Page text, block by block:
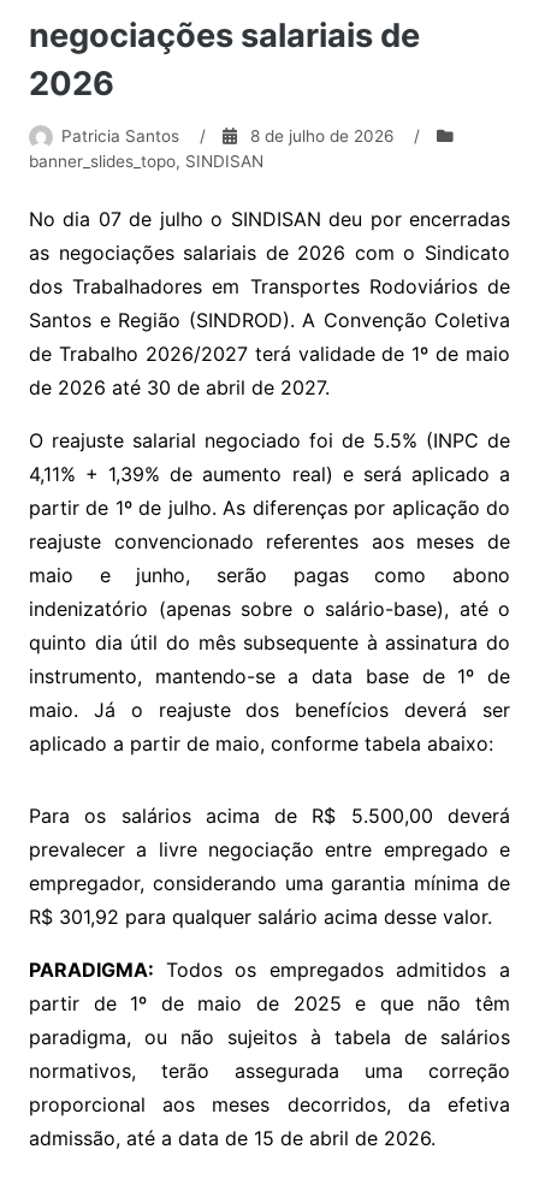
negociações salariais de
2026
Patricia Santos / 8 de julho de 2026
/
banner_slides_topo, SINDISAN
No dia 07 de julho o SINDISAN deu por encerradas
as negociações salariais de 2026 com o Sindicato
dos Trabalhadores em Transportes Rodoviários de
Santos e Região (SINDROD). A Convenção Coletiva
de Trabalho 2026/2027 terá validade de 1º de maio
de 2026 até 30 de abril de 2027.
O reajuste salarial negociado foi de 5.5% (INPC de
4,11% + 1,39% de aumento real) e será aplicado a
partir de 1º de julho. As diferenças por aplicação do
reajuste convencionado referentes aos meses de
maio e junho, serão pagas como abono
indenizatório (apenas sobre o salário-base), até o
quinto dia útil do mês subsequente à assinatura do
instrumento, mantendo-se a data base de 1º de
maio. Já o reajuste dos benefícios deverá ser
aplicado a partir de maio, conforme tabela abaixo:
Para os salários acima de R$ 5.500,00 deverá
prevalecer a livre negociação entre empregado e
empregador, considerando uma garantia mínima de
R$ 301,92 para qualquer salário acima desse valor.
PARADIGMA: Todos os empregados admitidos a
partir de 1º de maio de 2025 e que não têm
paradigma, ou não sujeitos à tabela de salários
normativos, terão assegurada uma correção
proporcional aos meses decorridos, da efetiva
admissão, até a data de 15 de abril de 2026.